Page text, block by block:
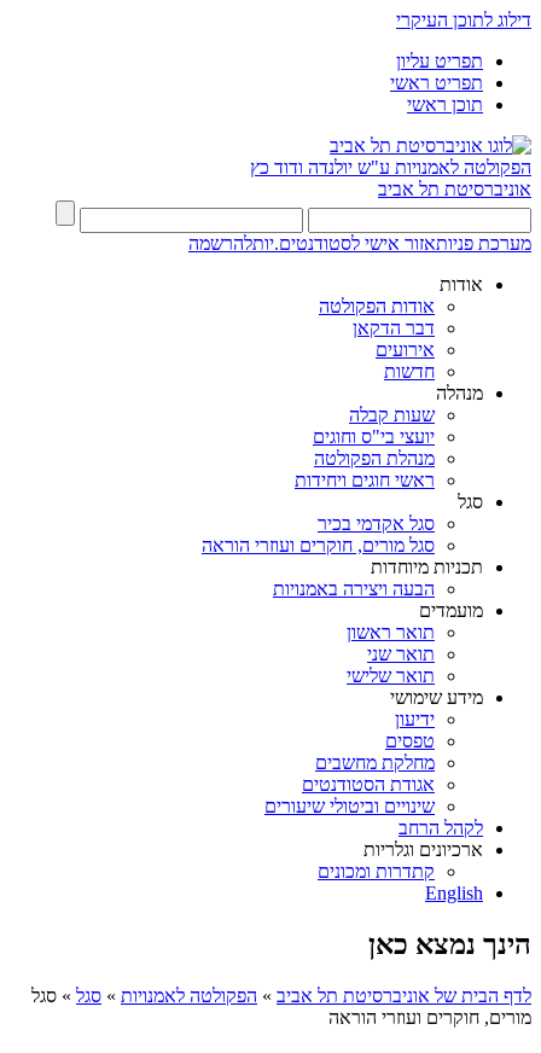
דילוג לתוכן העיקרי
תפריט עליון
תפריט ראשי
תוכן ראשי
הפקולטה לאמנויות ע"ש יולנדה ודוד כץ
אוניברסיטת תל אביב
מערכת פניותאזור אישי לסטודנטים.יותלהרשמה
אודות
אודות הפקולטה
דבר הדקאן
אירועים
חדשות
מנהלה
שעות קבלה
יועצי בי"ס וחוגים
מנהלת הפקולטה
ראשי חוגים ויחידות
סגל
סגל אקדמי בכיר
סגל מורים, חוקרים ועוזרי הוראה
תכניות מיוחדות
הבעה ויצירה באמנויות
מועמדים
תואר ראשון
תואר שני
תואר שלישי
מידע שימושי
ידיעון
טפסים
מחלקת מחשבים
אגודת הסטודנטים
שינויים וביטולי שיעורים
לקהל הרחב
ארכיונים וגלריות
קתדרות ומכונים
English
הינך נמצא כאן
לדף הבית של אוניברסיטת תל אביב » הפקולטה לאמנויות » סגל » סגל
מורים, חוקרים ועוזרי הוראה